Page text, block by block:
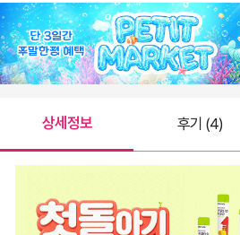
상세정보 후기 (4)